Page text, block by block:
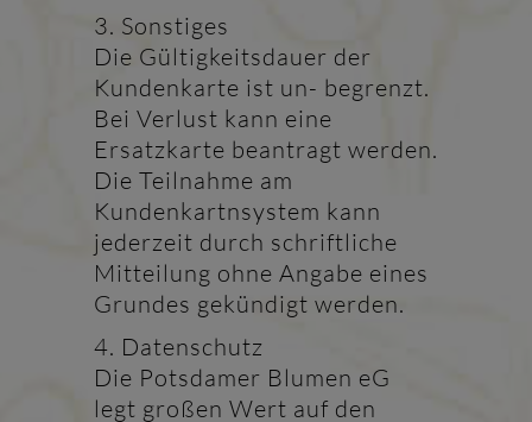
3. Sonstiges
Die Gültigkeitsdauer der
Kundenkarte ist un- begrenzt.
Bei Verlust kann eine
Ersatzkarte beantragt werden.
Die Teilnahme am
Kundenkartnsystem kann
jederzeit durch schriftliche
Mitteilung ohne Angabe eines
Grundes gekündigt werden.
4. Datenschutz
Die Potsdamer Blumen eG
legt großen Wert auf den